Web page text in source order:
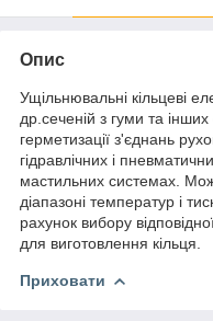
Опис
Ущільнювальні кільцеві
др.сеченій з гуми та
герметизації з'єднань
гідравлічних і
мастильних системах.
діапазоні температур і
рахунок вибору
для виготовлення кільця.
Приховати